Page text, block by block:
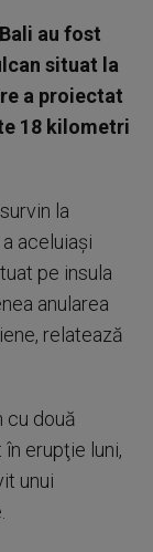
au fost
situat la
a proiectat
18 kilometri
la
aceluiaşi
pe insula
anularea
relatează
cu două
erupţie luni,
unui